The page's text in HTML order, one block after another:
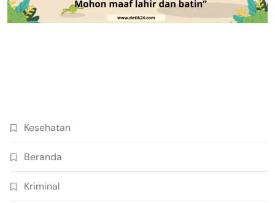
Kesehatan
Beranda
Kriminal